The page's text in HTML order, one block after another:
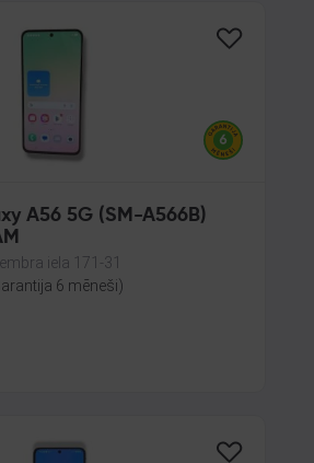
A56 5G (SM-A566B)
iela 171-31
6 mēneši)